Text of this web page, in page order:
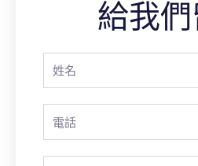
給我
Name